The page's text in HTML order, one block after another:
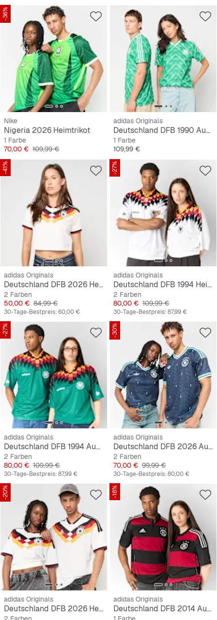
-36%
Nike
Nigeria 2026 Heimtrikot
1 Farbe
Preis
70,00 € Originalpreis
109,99 €
adidas Originals
Deutschland DFB 1990 Auswärtstrikot
1 Farbe
Preis
109,99 €
-41%
adidas Originals
Deutschland DFB 2026 Heimtrikot, cropped
2 Farben
Preis
50,00 € Originalpreis
84,99 €
30-Tage-Bestpreis:60,00 €
-27%
adidas Originals
Deutschland DFB 1994 Heimtrikot
2 Farben
Preis
80,00 € Originalpreis
109,99 €
30-Tage-Bestpreis:87,99 €
-27%
adidas Originals
Deutschland DFB 1994 Auswärtstrikot
2 Farben
Preis
80,00 € Originalpreis
109,99 €
30-Tage-Bestpreis:87,99 €
-30%
adidas Originals
Deutschland DFB 2026 Auswärtstrikot
2 Farben
Preis
70,00 € Originalpreis
99,99 €
30-Tage-Bestpreis:80,00 €
-20%
adidas Originals
Deutschland DFB 2026 Heimtrikot
-18%
adidas Originals
Deutschland DFB 2014 Auswärtstrikot